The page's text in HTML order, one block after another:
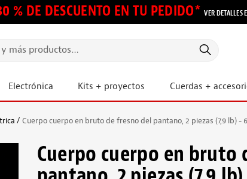
% DE DESCUENTO EN TU PEDIDO*VER DETALLES
Electrónica Kits + proyectos Cuerdas +
Cuerpo cuerpo en bruto de fresno del pantano, 2 piezas (7,9 lb) -
Cuerpo cuerpo en bruto